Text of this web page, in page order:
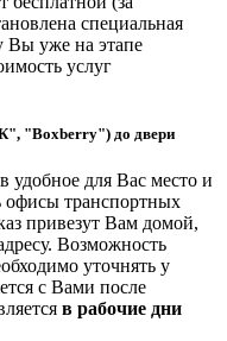
специальная
Вы уже на этапе
услуг
"Boxberry") до двери
удобное для Вас место и
офисы транспортных
привезут Вам домой,
Возможность
уточнять у
с Вами после
в рабочие дни